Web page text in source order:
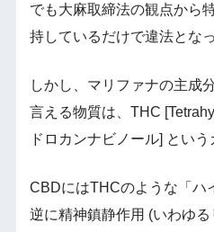
でも大麻取締法の観点から
持しているだけで違法とな
しかし、マリファナの主成
言える物質は、THC
ドロカンナビノール] という
CBDにはTHCのような「ハ
逆に精神鎮静作用 (いわゆ